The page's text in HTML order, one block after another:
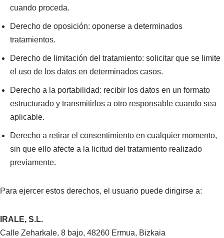
cuando proceda.
Derecho de oposición: oponerse a determinados
tratamientos.
Derecho de limitación del tratamiento: solicitar que se limite
el uso de los datos en determinados casos.
Derecho a la portabilidad: recibir los datos en un formato
estructurado y transmitirlos a otro responsable cuando sea
aplicable.
Derecho a retirar el consentimiento en cualquier momento,
sin que ello afecte a la licitud del tratamiento realizado
previamente.
Para ejercer estos derechos, el usuario puede dirigirse a:
IRALE, S.L.
Calle Zeharkale, 8 bajo, 48260 Ermua, Bizkaia